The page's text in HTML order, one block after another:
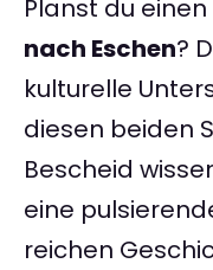
Planst du einen
nach Eschen?
kulturelle
diesen beiden
Bescheid
eine
reichen